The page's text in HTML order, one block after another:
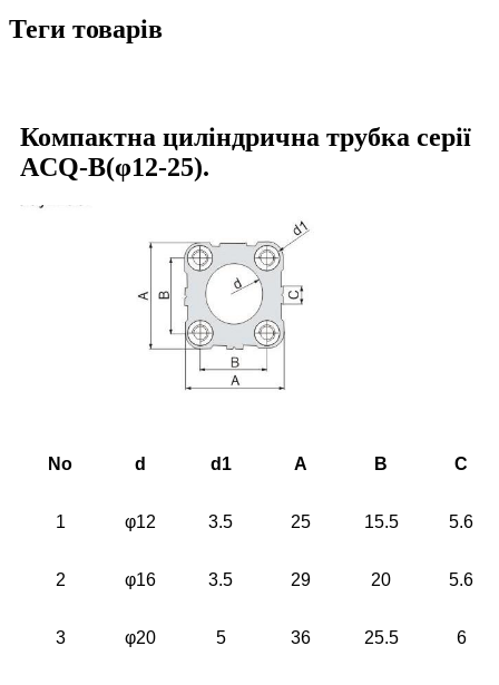
Теги товарів
Компактна циліндрична трубка серії
ACQ-B(φ12-25).
No d d1 A B C
1 φ12 3.5 25 15.5 5.6
2 φ16 3.5 29 20 5.6
3 φ20 5 36 25.5 6